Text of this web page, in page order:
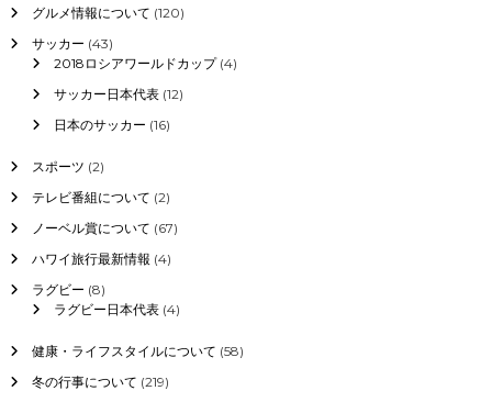
グルメ情報について (120)
サッカー (43)
2018ロシアワールドカップ(4)
サッカー日本代表(12)
日本のサッカー (16)
スポーツ (2)
テレビ番組について (2)
ノーベル賞について (67)
ハワイ旅行最新情報 (4)
ラグビー (8)
ラグビー日本代表(4)
健康・ライフスタイルについて (58)
冬の行事について (219)